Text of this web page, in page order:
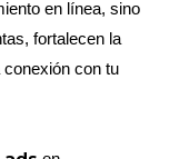
en línea, sino
fortalecen la
con tu